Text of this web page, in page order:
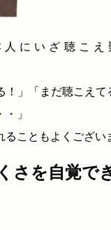
人にいざ聴こえ
！」「まだ聴こえ
」
ることもよくござい
さを自覚で